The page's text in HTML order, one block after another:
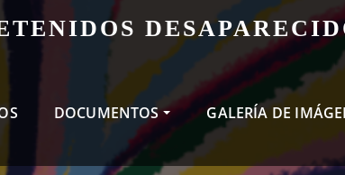
DOCUMENTOS GALERÍA DE